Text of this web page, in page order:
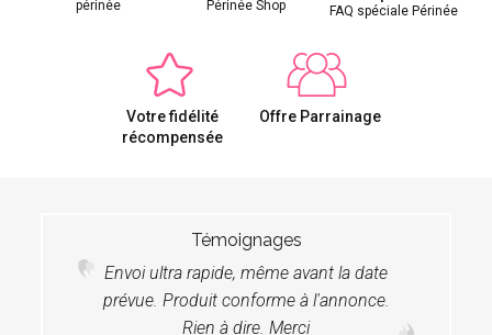
périnée
Périnée Shop
FAQ spéciale Périnée
Votre fidélité
récompensée
Offre Parrainage
Témoignages
Envoi ultra rapide, même avant la date
prévue. Produit conforme à l'annonce.
Rien à dire. Merci